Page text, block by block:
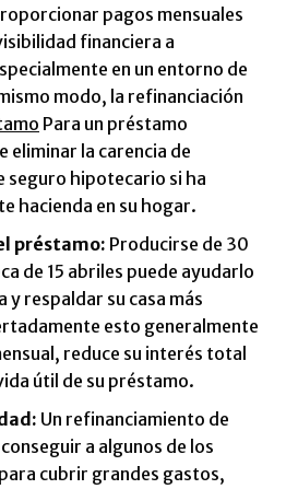
pagos mensuales
financiera a
en un entorno de
modo, la refinanciación
Para un préstamo
eliminar la carencia de
seguro hipotecario si ha
hacienda en su hogar.
préstamo: Producirse de 30
de 15 abriles puede ayudarlo
y respaldar su casa más
esto generalmente
reduce su interés total
útil de su préstamo.
Un refinanciamiento de
a algunos de los
cubrir grandes gastos,